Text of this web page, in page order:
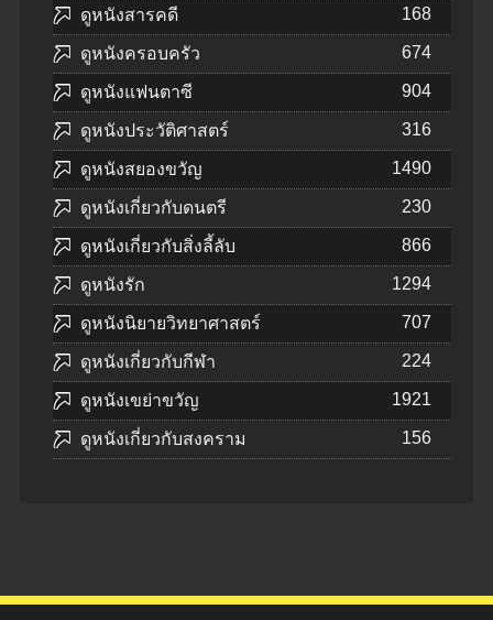
ดูหนังสารคดี 168
ดูหนังครอบครัว 674
ดูหนังแฟนตาซี 904
ดูหนังประวัติศาสตร์ 316
ดูหนังสยองขวัญ 1490
ดูหนังเกี่ยวกับดนตรี 230
ดูหนังเกี่ยวกับสิ่งลี้ลับ 866
ดูหนังรัก 1294
ดูหนังนิยายวิทยาศาสตร์ 707
ดูหนังเกี่ยวกับกีฬา 224
ดูหนังเขย่าขวัญ 1921
ดูหนังเกี่ยวกับสงคราม 156